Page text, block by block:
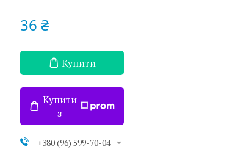
36 ₴
Купити
Купити
з
+380 (96) 599-70-04